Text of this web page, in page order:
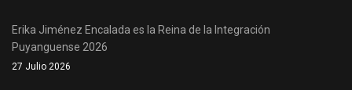
Erika Jiménez Encalada es la Reina de la Integración
Puyanguense 2026
27 Julio 2026